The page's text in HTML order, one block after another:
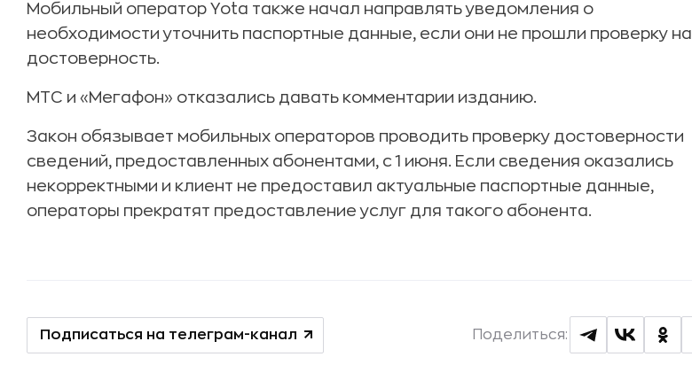
Мобильный оператор Yota также начал направлять уведомления о
необходимости уточнить паспортные данные, если они не прошли проверку на
достоверность.
МТС и «Мегафон» отказались давать комментарии изданию.
Закон обязывает мобильных операторов проводить проверку достоверности
сведений, предоставленных абонентами, с 1 июня. Если сведения оказались
некорректными и клиент не предоставил актуальные паспортные данные,
операторы прекратят предоставление услуг для такого абонента.
Подписаться на телеграм-канал Поделиться: